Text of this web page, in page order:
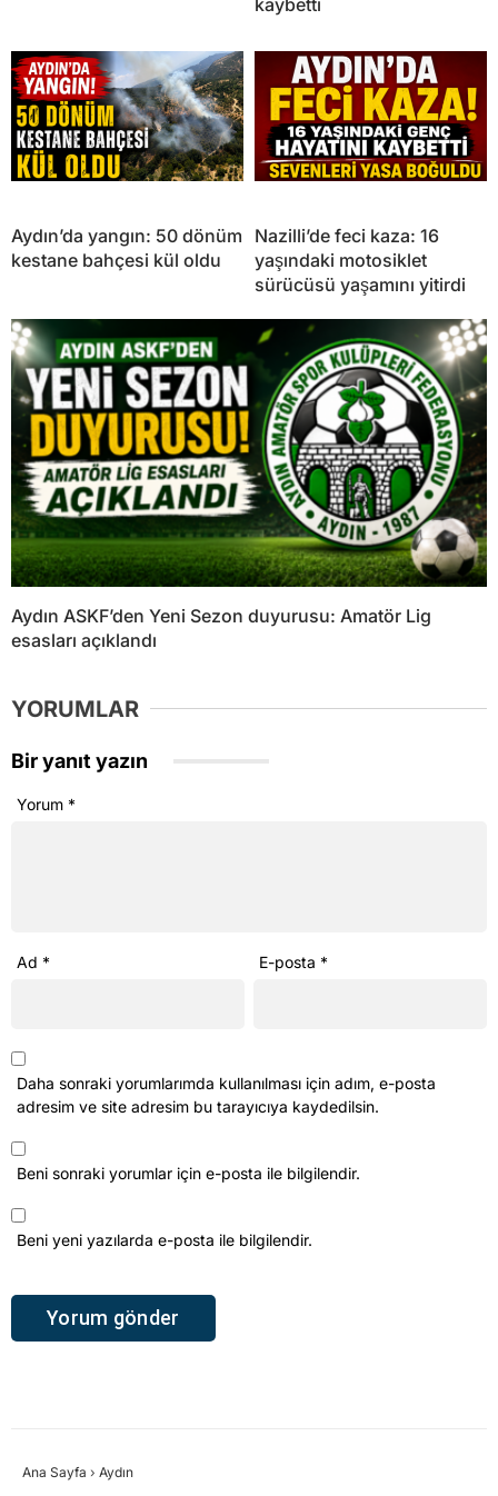
Aydın’da yangın: 50 dönüm
kestane bahçesi kül oldu
Nazilli’de feci kaza: 16
yaşındaki motosiklet
sürücüsü yaşamını yitirdi
Aydın ASKF’den Yeni Sezon duyurusu: Amatör Lig
esasları açıklandı
YORUMLAR
Bir yanıt yazın
Yorum *
Ad * E-posta *
Daha sonraki yorumlarımda kullanılması için adım, e-posta
adresim ve site adresim bu tarayıcıya kaydedilsin.
Beni sonraki yorumlar için e-posta ile bilgilendir.
Beni yeni yazılarda e-posta ile bilgilendir.
Ana Sayfa › Aydın